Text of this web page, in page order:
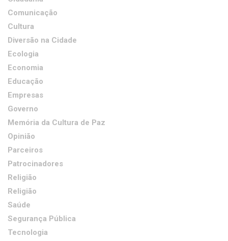
Comunicação
Cultura
Diversão na Cidade
Ecologia
Economia
Educação
Empresas
Governo
Memória da Cultura de Paz
Opinião
Parceiros
Patrocinadores
Religião
Religião
Saúde
Segurança Pública
Tecnologia